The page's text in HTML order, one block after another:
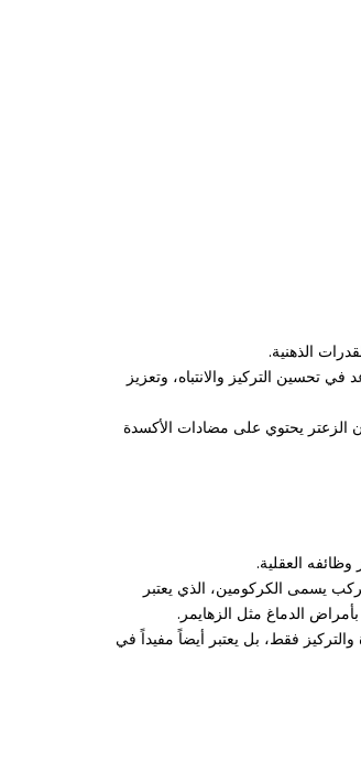
الذهنية.
تحسين التركيز والانتباه، وتعزيز
الزعتر يحتوي على مضادات الأكسدة
العقلية.
يسمى الكركومين، الذي يعتبر
الدماغ مثل الزهايمر.
فقط، بل يعتبر أيضاً مفيداً في